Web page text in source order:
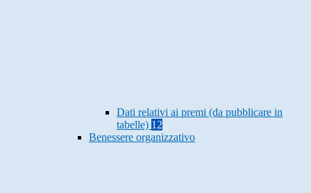
Dati relativi ai premi (da pubblicare in
tabelle) 12
Benessere organizzativo